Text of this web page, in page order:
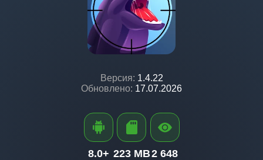
Версия: 1.4.22
Обновлено: 17.07.2026
8.0+ 223 MB2 648